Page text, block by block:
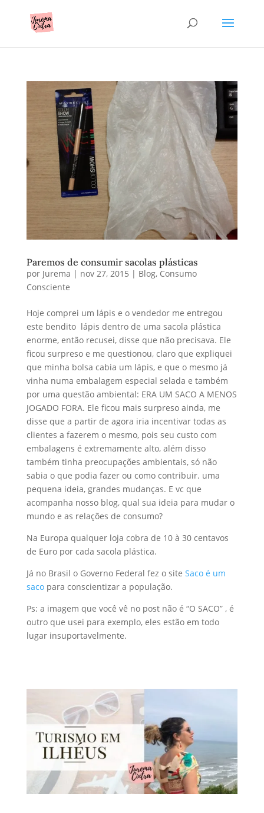
Paremos de consumir sacolas plásticas
por Jurema | nov 27, 2015 | Blog, Consumo
Consciente
Hoje comprei um lápis e o vendedor me entregou
este bendito lápis dentro de uma sacola plástica
enorme, então recusei, disse que não precisava. Ele
ficou surpreso e me questionou, claro que expliquei
que minha bolsa cabia um lápis, e que o mesmo já
vinha numa embalagem especial selada e também
por uma questão ambiental: ERA UM SACO A MENOS
JOGADO FORA. Ele ficou mais surpreso ainda, me
disse que a partir de agora iria incentivar todas as
clientes a fazerem o mesmo, pois seu custo com
embalagens é extremamente alto, além disso
também tinha preocupações ambientais, só não
sabia o que podia fazer ou como contribuir. uma
pequena ideia, grandes mudanças. E vc que
acompanha nosso blog, qual sua ideia para mudar o
mundo e as relações de consumo?
Na Europa qualquer loja cobra de 10 à 30 centavos
de Euro por cada sacola plástica.
Já no Brasil o Governo Federal fez o site Saco é um
sacopara conscientizar a população.
Ps: a imagem que você vê no post não é “O SACO” , é
outro que usei para exemplo, eles estão em todo
lugar insuportavelmente.